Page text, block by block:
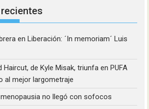
en Liberación: ´In memoriam´ Luis
Haircut, de Kyle Misak, triunfa en PUFA
al mejor largometraje
menopausia no llegó con sofocos